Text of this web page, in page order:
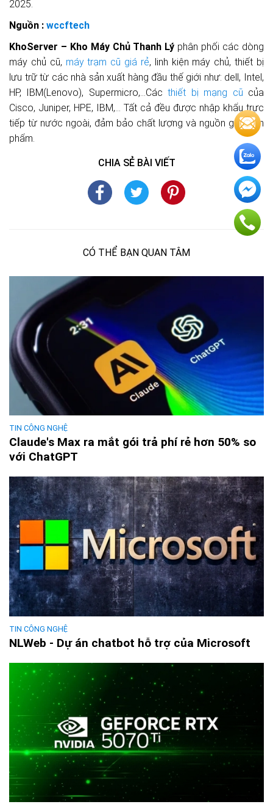
2025.
Nguồn : wccftech
KhoServer – Kho Máy Chủ Thanh Lý phân phối các dòng
máy chủ cũ, máy trạm cũ giá rẻ, linh kiện máy chủ, thiết bị
lưu trữ từ các nhà sản xuất hàng đầu thế giới như: dell, Intel,
HP, IBM(Lenovo), Supermicro,…Cácthiết bị mạng cũ của
Cisco, Juniper, HPE, IBM,… Tất cả đều được nhập khẩu trực
tiếp từ nước ngoài, đảm bảo chất lượng và nguồn gốc sản
phẩm.
CHIA SẺ BÀI VIẾT
CÓ THỂ BẠN QUAN TÂM
TIN CÔNG NGHỆ
Claude's Max ra mắt gói trả phí rẻ hơn 50% so
với ChatGPT
TIN CÔNG NGHỆ
NLWeb - Dự án chatbot hỗ trợ của Microsoft